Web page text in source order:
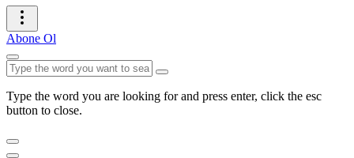
Abone Ol
Type the word you are looking for and press enter, click the esc
button to close.